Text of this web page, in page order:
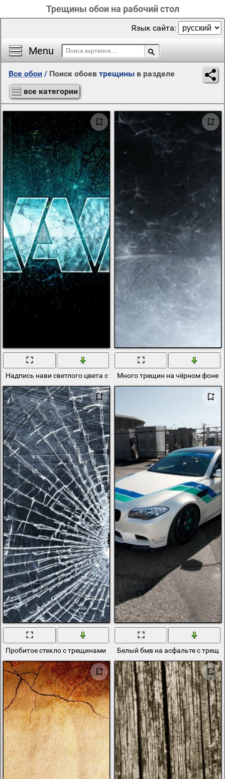
Трещины обои на рабочий стол
Menu
Язык сайта:
Все обои / Поиск обоев трещины в разделе
все категории
Надпись нави светлого цвета с трещинамиМного трещин на чёрном фоне
Пробитое стекло с трещинами как паутинаБелый бмв на асфальте с